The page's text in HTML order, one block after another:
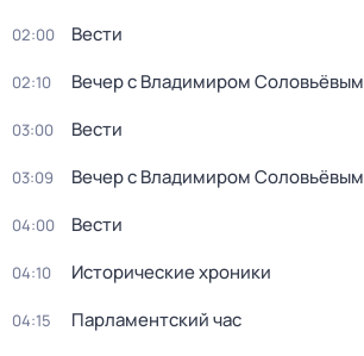
02:00 Вести
02:10 Вечер с Владимиром Соловьёвым
03:00 Вести
03:09 Вечер с Владимиром Соловьёвым
04:00 Вести
04:10 Исторические хроники
04:15 Парламентский час